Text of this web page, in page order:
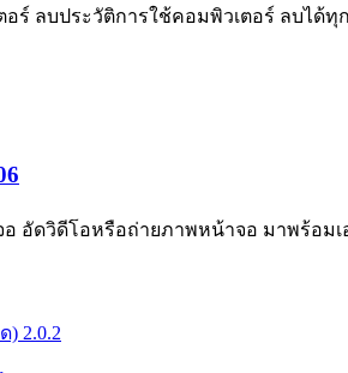
ร์ ลบประวัติการใช้คอมพิวเตอร์ ลบได้
จอ อัดวิดีโอหรือถ่ายภาพหน้าจอ มาพ